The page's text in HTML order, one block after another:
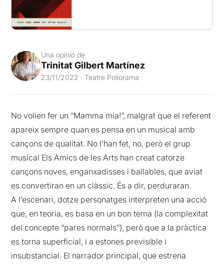
Una opinió de
Trinitat Gilbert Martínez
23/11/2022 · Teatre Poliorama
No volien fer un “Mamma mia!”, malgrat que el referent
apareix sempre quan es pensa en un musical amb
cançons de qualitat. No l’han fet, no, però el grup
musical Els Amics de les Arts han creat catorze
cançons noves, enganxadisses i ballables, que aviat
es convertiran en un clàssic. És a dir, perduraran.
A l’escenari, dotze personatges interpreten una acció
que, en teoria, es basa en un bon tema (la complexitat
del concepte “pares normals”), però que a la pràctica
es torna superficial, i a estones previsible i
insubstancial. El narrador principal, que estrena